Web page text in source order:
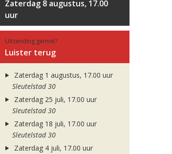
Zaterdag 8 augustus, 17.00
uur
Uitzending gemist?
Luister terug
Zaterdag 1 augustus, 17.00 uur
Sleutelstad 30
Zaterdag 25 juli, 17.00 uur
Sleutelstad 30
Zaterdag 18 juli, 17.00 uur
Sleutelstad 30
Zaterdag 4 juli, 17.00 uur